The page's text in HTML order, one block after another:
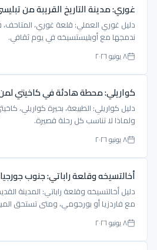
غوري: مدينة التاريخ القريبة من
دليل غوري العملي: قلعة غوري، المتاحف،
ندمجها مع أوبليستسيخه في يوم ثقافي.
٨ يونيو ٢٠٢٦
كواريلي: محطة هادئة في كاخيتي
دليل كواريلي: الطبيعة، بحيرة كواريلي،
ولماذا لا تناسب كل رحلة قصيرة.
٨ يونيو ٢٠٢٦
أخالتسيخه وقلعة راباتي: جنوب
دليل أخالتسيخه وقلعة راباتي: المدينة
مع فاردزيا أو بورجومي، ومتى تستحق
٨ يونيو ٢٠٢٦